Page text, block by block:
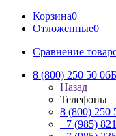
Корзина0
Отложенные0
Сравнение
8 (800) 250 50 06
Назад
Телефоны
8 (800) 250
+7 (985)